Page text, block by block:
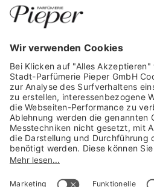
Trusted Shops Mitglied seit 2010